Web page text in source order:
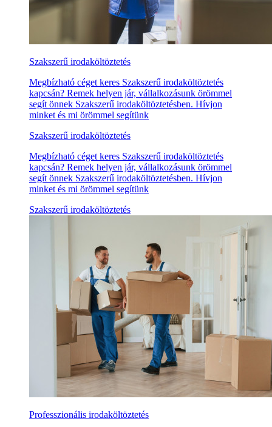
Szakszerű irodaköltöztetés
Megbízható céget keres Szakszerű irodaköltöztetés
kapcsán? Remek helyen jár, vállalkozásunk örömmel
segít önnek Szakszerű irodaköltöztetésben. Hívjon
minket és mi örömmel segítünk
Szakszerű irodaköltöztetés
Megbízható céget keres Szakszerű irodaköltöztetés
kapcsán? Remek helyen jár, vállalkozásunk örömmel
segít önnek Szakszerű irodaköltöztetésben. Hívjon
minket és mi örömmel segítünk
Szakszerű irodaköltöztetés
Professzionális irodaköltöztetés